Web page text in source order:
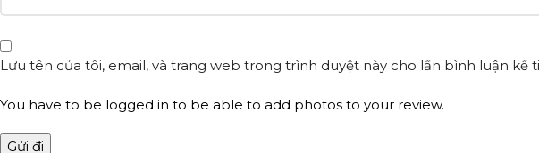
Lưu tên của tôi, email, và trang web trong trình duyệt này cho lần bình luận kế
You have to be logged in to be able to add photos to your review.